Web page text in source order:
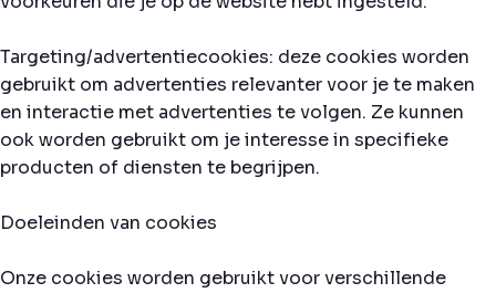
Targeting/advertentiecookies: deze cookies worden
gebruikt om advertenties relevanter voor je te maken
en interactie met advertenties te volgen. Ze kunnen
ook worden gebruikt om je interesse in specifieke
producten of diensten te begrijpen.
Doeleinden van cookies
Onze cookies worden gebruikt voor verschillende